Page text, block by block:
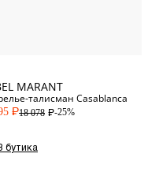
MARANT
талисман Casablanca
P18 078 P-25%
бутика